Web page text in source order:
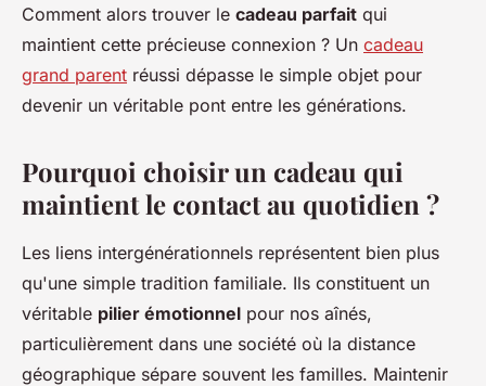
Comment alors trouver le cadeau parfait qui
maintient cette précieuse connexion ? Un cadeau
grand parent réussi dépasse le simple objet pour
devenir un véritable pont entre les générations.
Pourquoi choisir un cadeau qui
maintient le contact au quotidien ?
Les liens intergénérationnels représentent bien plus
qu'une simple tradition familiale. Ils constituent un
véritable pilier émotionnel pour nos aînés,
particulièrement dans une société où la distance
géographique sépare souvent les familles. Maintenir